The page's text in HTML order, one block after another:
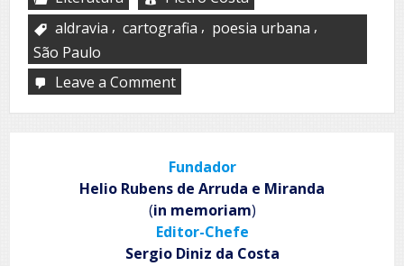
aldravia , cartografia , poesia urbana ,
São Paulo
Leave a Commenton
(7)
Fundador
Helio Rubens de Arruda e Miranda
(in memoriam)
Editor-Chefe
Sergio Diniz da Costa